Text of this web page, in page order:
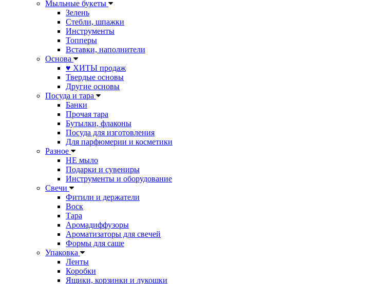
Мыльные букеты
Зелень
Стебли, шпажки
Инструменты
Топперы
Вставки, наполнители
Основа
♥ ХИТЫ продаж
Твердые основы
Другие основы
Посуда и тара
Банки
Прочая тара
Бутылки, флаконы
Посуда для изготовления
Для парфюмерии и косметики
Разное
НЕ мыло
Подарки и сувениры
Инструменты и оборудование
Свечи
Фитили и держатели
Воск
Тара
Аромадиффузоры
Ароматизаторы для свечей
Формы для саше
Упаковка
Ленты
Коробки
Ящики, корзинки и лукошки